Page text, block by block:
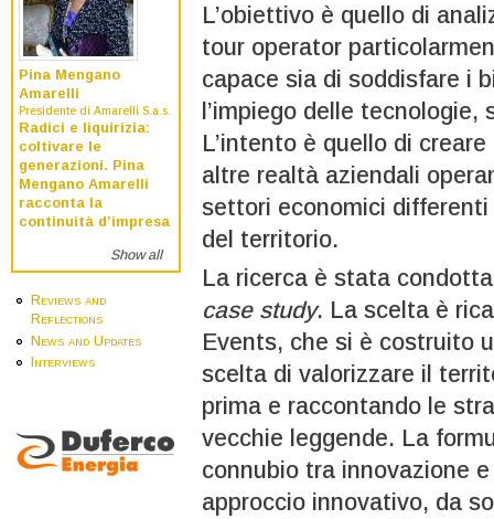
Pina Mengano
Amarelli
Presidente di Amarelli S.a.s.
Radici e liquirizia:
coltivare le
generazioni. Pina
Mengano Amarelli
racconta la
continuità d’impresa
Show all
Reviews and
Reflections
News and Updates
Interviews
L’obiettivo è quello di
tour operator
capace sia di soddisfare i
l’impiego delle
L’intento è quello di
altre realtà aziendali
settori economici
del territorio.
La ricerca è stata
case study. La scelta è
Events, che si è costruito
scelta di valorizzare il
prima e raccontando le
vecchie leggende. La
connubio tra innovazione
approccio innovativo, da